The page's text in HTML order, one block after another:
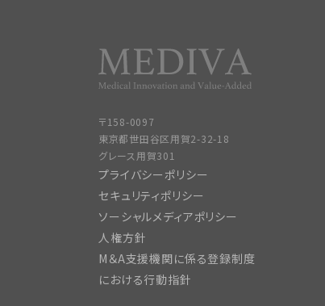
〒158-0097
東京都世田谷区用賀2-32-18
グレース用賀301
プライバシーポリシー
セキュリティポリシー
ソーシャルメディアポリシー
人権方針
M＆A支援機関に係る登録制度
における行動指針